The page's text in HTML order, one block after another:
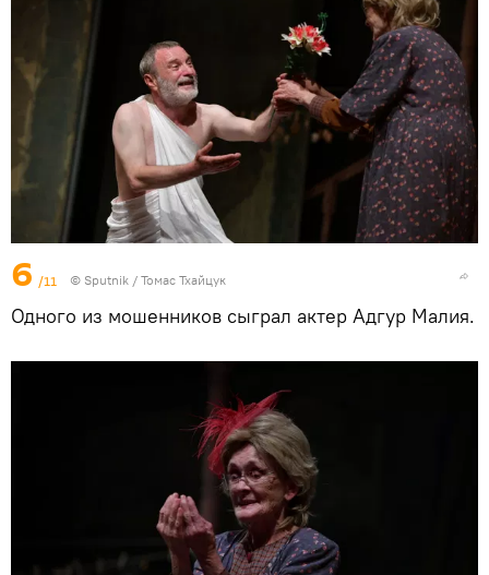
6 /11 © Sputnik / Томас Тхайцук
Одного из мошенников сыграл актер Адгур Малия.